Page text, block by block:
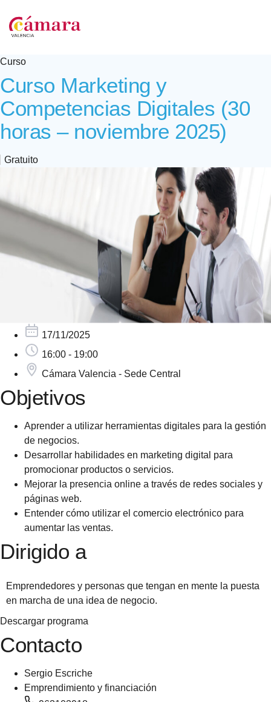
Curso
Curso Marketing y
Competencias Digitales (30
horas – noviembre 2025)
Gratuito
17/11/2025
16:00 - 19:00
Cámara Valencia - Sede Central
Objetivos
Aprender a utilizar herramientas digitales para la gestión
de negocios.
Desarrollar habilidades en marketing digital para
promocionar productos o servicios.
Mejorar la presencia online a través de redes sociales y
páginas web.
Entender cómo utilizar el comercio electrónico para
aumentar las ventas.
Dirigido a
Emprendedores y personas que tengan en mente la puesta
en marcha de una idea de negocio.
Descargar programa
Contacto
Sergio Escriche
Emprendimiento y financiación